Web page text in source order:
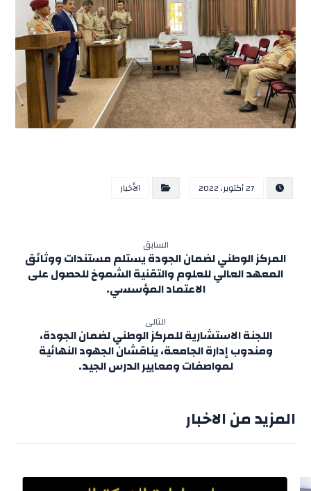
27 أكتوبر، 2022 الأخبار
السابق
المركز الوطني لضمان الجودة يستلم مستندات ووثائق
المعهد العالي للعلوم والتقنية الشموخ للحصول على
الاعتماد المؤسسي.
التالى
اللجنة الاستشارية للمركز الوطني لضمان الجودة،
ومندوب إدارة الجامعة، يناقشان الجهود النهائية
لمواصفات ومعايير الدرس الجيد.
المزيد من الاخبار